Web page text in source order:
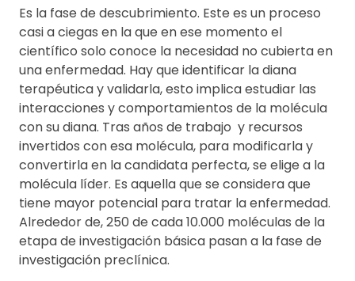
Es la fase de descubrimiento. Este es un proceso
casi a ciegas en la que en ese momento el
científico solo conoce la necesidad no cubierta en
una enfermedad. Hay que identificar la diana
terapéutica y validarla, esto implica estudiar las
interacciones y comportamientos de la molécula
con su diana. Tras años de trabajo y recursos
invertidos con esa molécula, para modificarla y
convertirla en la candidata perfecta, se elige a la
molécula líder. Es aquella que se considera que
tiene mayor potencial para tratar la enfermedad.
Alrededor de, 250 de cada 10.000 moléculas de la
etapa de investigación básica pasan a la fase de
investigación preclínica.